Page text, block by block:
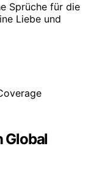
Sprüche für die
Liebe und
Global